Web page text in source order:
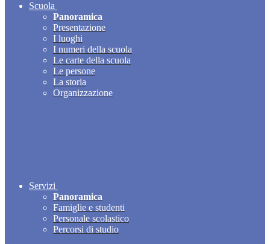
Scuola
Panoramica
Presentazione
I luoghi
I numeri della scuola
Le carte della scuola
Le persone
La storia
Organizzazione
Servizi
Panoramica
Famiglie e studenti
Personale scolastico
Percorsi di studio